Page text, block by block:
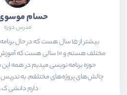
حسام
مدرس دوره
بیشتر از ۱۵ سال هست که در حال
مختلف هستم و ۱۰ سالی هست
حوزه برنامه نویسی میدیم در همه
چالش‌های پروژه‌های مختلفم. به
دارم دانشی